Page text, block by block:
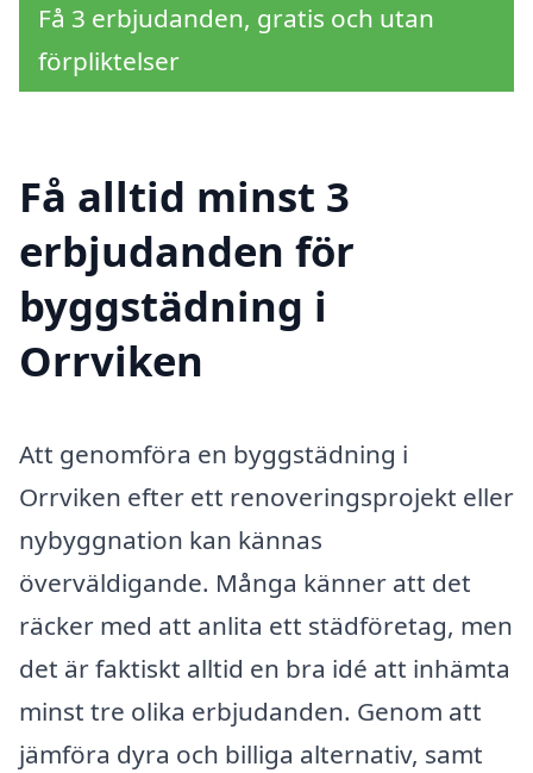
Få 3 erbjudanden, gratis och utan
förpliktelser
Få alltid minst 3
erbjudanden för
byggstädning i
Orrviken
Att genomföra en byggstädning i
Orrviken efter ett renoveringsprojekt eller
nybyggnation kan kännas
överväldigande. Många känner att det
räcker med att anlita ett städföretag, men
det är faktiskt alltid en bra idé att inhämta
minst tre olika erbjudanden. Genom att
jämföra dyra och billiga alternativ, samt